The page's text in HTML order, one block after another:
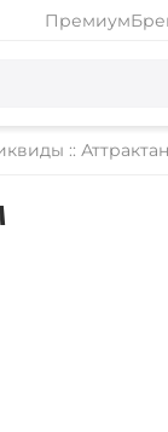
Премиум
::